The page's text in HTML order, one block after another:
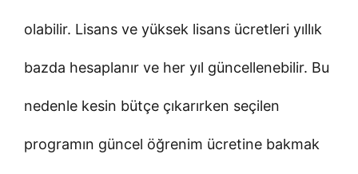
olabilir. Lisans ve yüksek lisans ücretleri yıllık
bazda hesaplanır ve her yıl güncellenebilir. Bu
nedenle kesin bütçe çıkarırken seçilen
programın güncel öğrenim ücretine bakmak